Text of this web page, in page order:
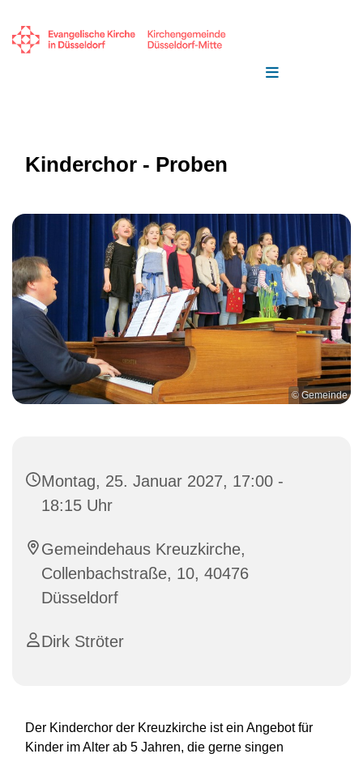
Kinderchor - Proben
© Gemeinde
Montag, 25. Januar 2027, 17:00 -
18:15 Uhr
Gemeindehaus Kreuzkirche,
Collenbachstraße, 10, 40476
Düsseldorf
Dirk Ströter
Der Kinderchor der Kreuzkirche ist ein Angebot für
Kinder im Alter ab 5 Jahren, die gerne singen